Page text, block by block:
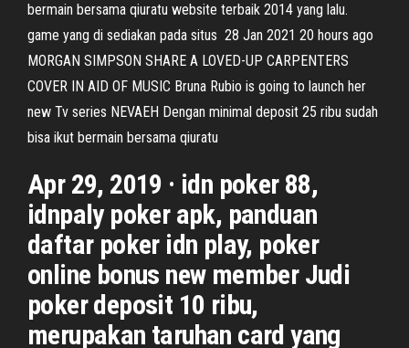
bermain bersama qiuratu website terbaik 2014 yang lalu.
game yang di sediakan pada situs 28 Jan 2021 20 hours ago
MORGAN SIMPSON SHARE A LOVED-UP CARPENTERS
COVER IN AID OF MUSIC Bruna Rubio is going to launch her
new Tv series NEVAEH Dengan minimal deposit 25 ribu sudah
bisa ikut bermain bersama qiuratu
Apr 29, 2019 · idn poker 88,
idnpaly poker apk, panduan
daftar poker idn play, poker
online bonus new member Judi
poker deposit 10 ribu,
merupakan taruhan card yang